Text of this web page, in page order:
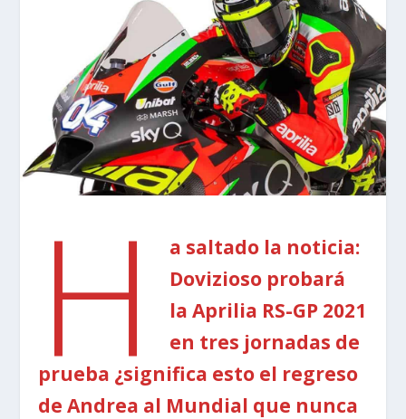
H
a saltado la noticia:
Dovizioso probará
la Aprilia RS-GP 2021
en tres jornadas de
prueba ¿significa esto el regreso
de Andrea al Mundial que nunca